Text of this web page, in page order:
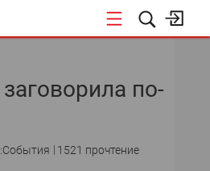
СОБЫТИЯ
по-
1521 прочтение